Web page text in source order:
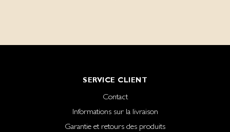
SERVICE CLIENT
Contact
Informations sur la livraison
Garantie et retours des produits